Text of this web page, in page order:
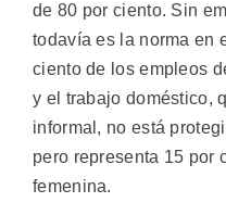
de 80 por ciento. Sin
todavía es la norma en
ciento de los empleos
y el trabajo doméstico,
informal, no está
pero representa 15 por
femenina.